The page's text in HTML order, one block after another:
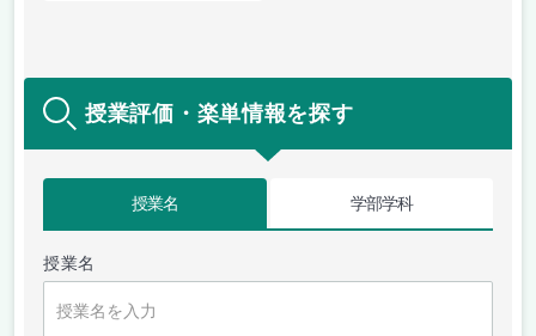
授業評価・楽単情報を探す
授業名 学部学科
授業名